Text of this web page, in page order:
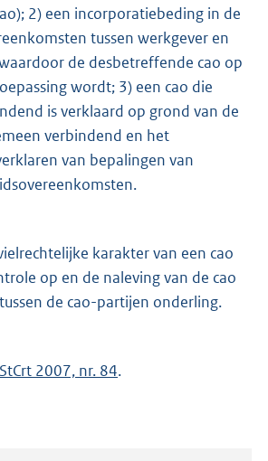
2) een incorporatiebeding in de
tussen werkgever en
de desbetreffende cao op
wordt; 3) een cao die
is verklaard op grond van de
verbindend en het
van bepalingen van
karakter van een cao
op en de naleving van de cao
de cao-partijen onderling.
StCrt 2007, nr. 84.